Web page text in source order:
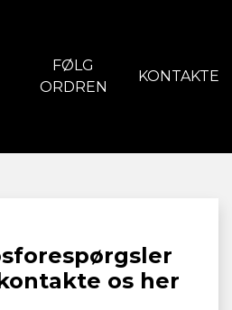
FØLG
ORDREN
KONTAKTE
os her